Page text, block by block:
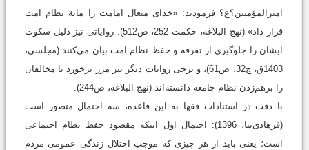
امیرالمؤمنین؟ع؟ فرمودند: «خدای متعال امامت را مایة نظام امت
قرار داد» (نهج البلاغه، حکمت 252، ص512). روایاتی نیز دلیل سکوت
ایشان را جلوگیری از تفرقه و حفظ نظام امت بیان می‌کنند (مجلسی،
1403ق، ج32، ص61)، و برخی روایات دیگر نیز مرز برخورد با مخالفان
را برهم‌زدن نظام جامعه دانسته‌اند (نهج البلاغه، ص244).
با دقت در استنادات فقها به این قاعده، سه احتمال متصور است
(فرهادی‌نیا، 1396): احتمال اول اینکه مقصود حفظ نظام اجتماعی
است؛ یعنی باید از هر چیزی که موجب اختلال زندگی عمومی مردم